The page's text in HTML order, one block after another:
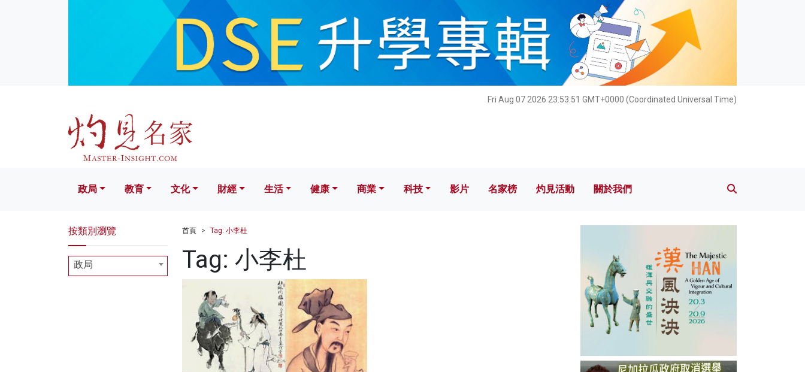
Fri Aug 07 2026 23:53:52 GMT+0000 (Coordinated Universal Time)
文化 財經 生活 健康 科技 影片 名家榜 灼見活動 關於我們
政局 教育 文化 財經 生活 健康 商業 科技 影片 名家榜 灼見活動 關於我們
首頁 Tag: 小李杜
Tag: 小李杜
按類別瀏覽
政局